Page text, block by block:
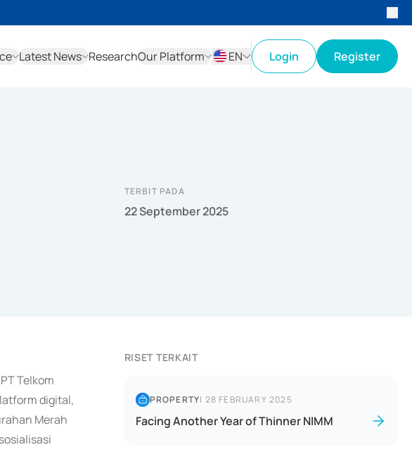
Latest News ResearchOur Platform
EN
Login Register
TERBIT PADA
22 September 2025
Telkom
digital,
Merah
RISET TERKAIT
PROPERTY| 28 FEBRUARY 2025
Facing Another Year of Thinner NIMM